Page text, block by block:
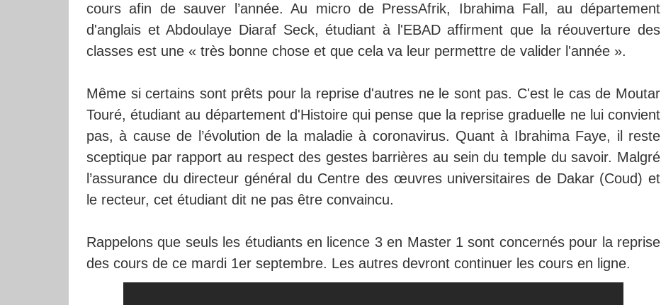
cours afin de sauver l’année. Au micro de PressAfrik, Ibrahima Fall, au département
d'anglais et Abdoulaye Diaraf Seck, étudiant à l'EBAD affirment que la réouverture des
classes est une « très bonne chose et que cela va leur permettre de valider l'année ».
Même si certains sont prêts pour la reprise d'autres ne le sont pas. C'est le cas de Moutar
Touré, étudiant au département d'Histoire qui pense que la reprise graduelle ne lui convient
pas, à cause de l’évolution de la maladie à coronavirus. Quant à Ibrahima Faye, il reste
sceptique par rapport au respect des gestes barrières au sein du temple du savoir. Malgré
l’assurance du directeur général du Centre des œuvres universitaires de Dakar (Coud) et
le recteur, cet étudiant dit ne pas être convaincu.
Rappelons que seuls les étudiants en licence 3 en Master 1 sont concernés pour la reprise
des cours de ce mardi 1er septembre. Les autres devront continuer les cours en ligne.